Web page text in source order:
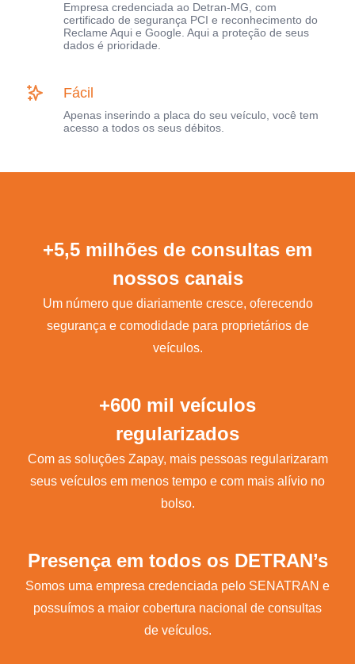
Empresa credenciada ao Detran-MG, com
certificado de segurança PCI e reconhecimento do
Reclame Aqui e Google. Aqui a proteção de seus
dados é prioridade.
Fácil
Apenas inserindo a placa do seu veículo, você tem
acesso a todos os seus débitos.
+5,5 milhões de consultas em
nossos canais
Um número que diariamente cresce, oferecendo
segurança e comodidade para proprietários de
veículos.
+600 mil veículos
regularizados
Com as soluções Zapay, mais pessoas regularizaram
seus veículos em menos tempo e com mais alívio no
bolso.
Presença em todos os DETRAN’s
Somos uma empresa credenciada pelo SENATRAN e
possuímos a maior cobertura nacional de consultas
de veículos.